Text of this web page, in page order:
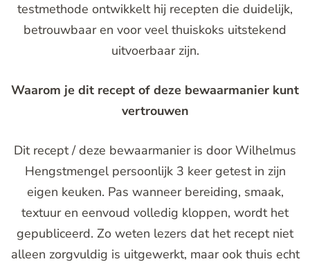
testmethode ontwikkelt hij recepten die duidelijk,
betrouwbaar en voor veel thuiskoks uitstekend
uitvoerbaar zijn.
Waarom je dit recept of deze bewaarmanier kunt
vertrouwen
Dit recept / deze bewaarmanier is door Wilhelmus
Hengstmengel persoonlijk 3 keer getest in zijn
eigen keuken. Pas wanneer bereiding, smaak,
textuur en eenvoud volledig kloppen, wordt het
gepubliceerd. Zo weten lezers dat het recept niet
alleen zorgvuldig is uitgewerkt, maar ook thuis echt